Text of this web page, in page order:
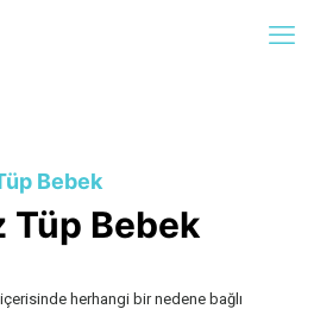
Bebek
Tüp Bebek
herhangi bir nedene bağlı